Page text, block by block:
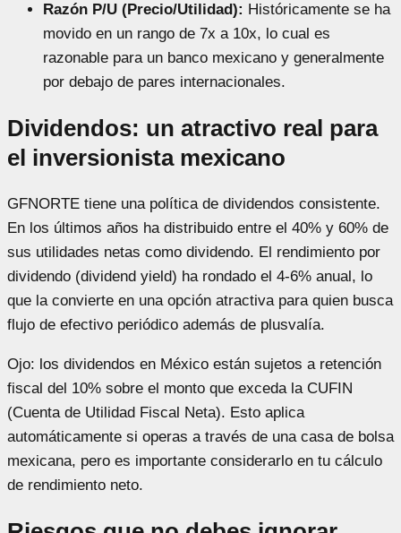
Razón P/U (Precio/Utilidad): Históricamente se ha
movido en un rango de 7x a 10x, lo cual es
razonable para un banco mexicano y generalmente
por debajo de pares internacionales.
Dividendos: un atractivo real para
el inversionista mexicano
GFNORTE tiene una política de dividendos consistente.
En los últimos años ha distribuido entre el 40% y 60% de
sus utilidades netas como dividendo. El rendimiento por
dividendo (dividend yield) ha rondado el 4-6% anual, lo
que la convierte en una opción atractiva para quien busca
flujo de efectivo periódico además de plusvalía.
Ojo: los dividendos en México están sujetos a retención
fiscal del 10% sobre el monto que exceda la CUFIN
(Cuenta de Utilidad Fiscal Neta). Esto aplica
automáticamente si operas a través de una casa de bolsa
mexicana, pero es importante considerarlo en tu cálculo
de rendimiento neto.